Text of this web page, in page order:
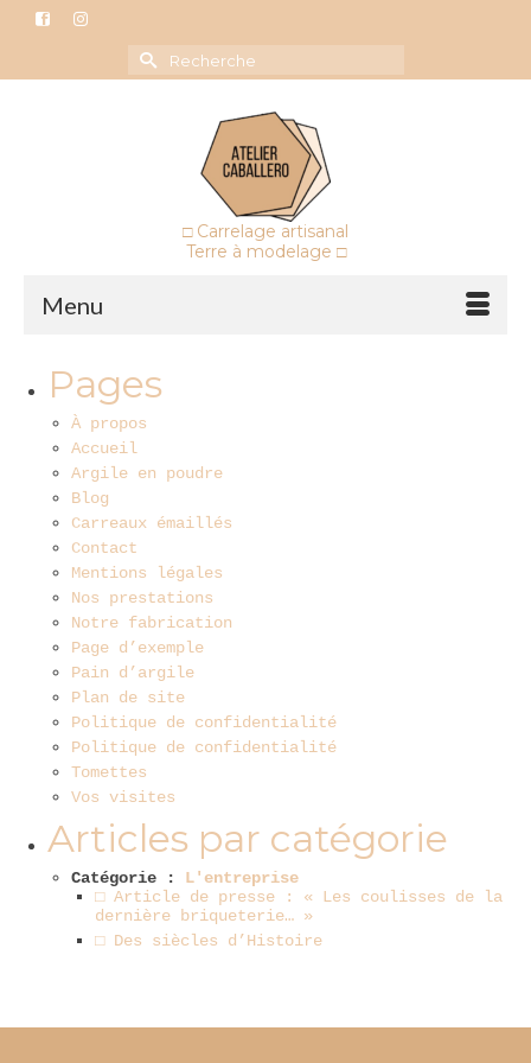
Rechercher :
□ Carrelage artisanal
Terre à modelage □
Menu
Pages
À propos
Accueil
Argile en poudre
Blog
Carreaux émaillés
Contact
Mentions légales
Nos prestations
Notre fabrication
Page d’exemple
Pain d’argile
Plan de site
Politique de confidentialité
Politique de confidentialité
Tomettes
Vos visites
Articles par catégorie
Catégorie : L'entreprise
□ Article de presse : « Les coulisses de la
dernière briqueterie… »
□ Des siècles d’Histoire